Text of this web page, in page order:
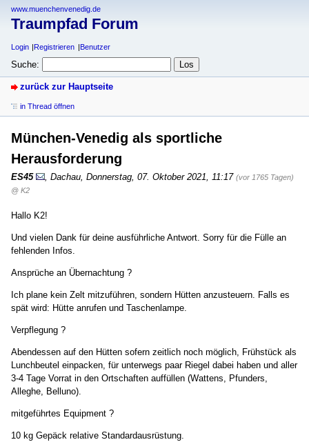
www.muenchenvenedig.de
Traumpfad Forum
Login Registrieren Benutzer
Suche:
zurück zur Hauptseite
in Thread öffnen
München-Venedig als sportliche
Herausforderung
ES45 Dachau Donnerstag, 07. Oktober 2021, 11:17 (vor 1765 Tagen)
@ K2
Hallo K2!
Und vielen Dank für deine ausführliche Antwort. Sorry für die Fülle an
fehlenden Infos.
Ansprüche an Übernachtung ?
Ich plane kein Zelt mitzuführen, sondern Hütten anzusteuern. Falls es
spät wird: Hütte anrufen und Taschenlampe.
Verpflegung ?
Abendessen auf den Hütten sofern zeitlich noch möglich, Frühstück als
Lunchbeutel einpacken, für unterwegs paar Riegel dabei haben und aller
3-4 Tage Vorrat in den Ortschaften auffüllen (Wattens, Pfunders,
Alleghe, Belluno).
mitgeführtes Equipment ?
10 kg Gepäck relative Standardausrüstung.